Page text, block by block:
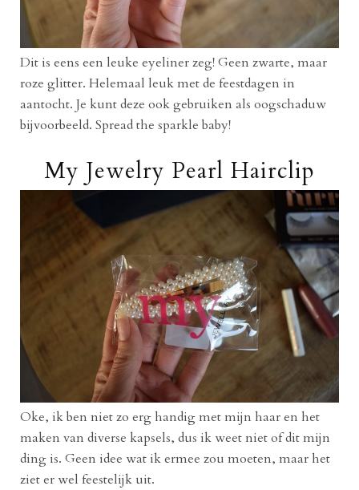
Dit is eens een leuke eyeliner zeg! Geen zwarte, maar
roze glitter. Helemaal leuk met de feestdagen in
aantocht. Je kunt deze ook gebruiken als oogschaduw
bijvoorbeeld. Spread the sparkle baby!
My Jewelry Pearl Hairclip
Oke, ik ben niet zo erg handig met mijn haar en het
maken van diverse kapsels, dus ik weet niet of dit mijn
ding is. Geen idee wat ik ermee zou moeten, maar het
ziet er wel feestelijk uit.